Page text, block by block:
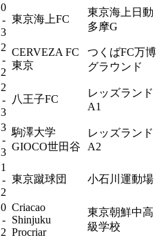
0
-
3
東京海上FC
東京海上日動
多摩G
2
-
2
CERVEZA FC
東京
つくばFC万博
グラウンド
2
-
3
八王子FC
レッズランド
A1
3
-
3
駒澤大学
GIOCO世田谷
レッズランド
A2
1
-
2
東京蹴球団 小石川運動場
0
-
2
Criacao
Shinjuku
Procriar
東京朝鮮中高
級学校